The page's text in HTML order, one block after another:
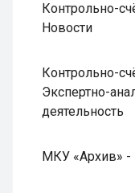
Контрольно-
Новости
Контрольно-
Экспертно-
деятельность
МКУ «Архив» -